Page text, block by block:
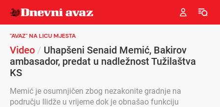
"AVAZ" NA LICU MJESTA
Video / Uhapšeni Senaid Memić, Bakirov
ambasador, predat u nadležnost Tužilaštva
KS
Memić je osumnjičen zbog nezakonite gradnje na
području Ilidže u vrijeme dok je obnašao funkciju